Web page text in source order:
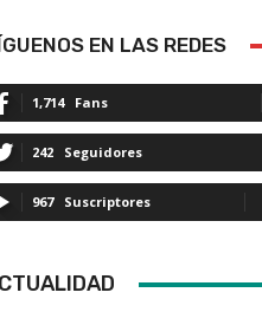
EN LAS REDES
1,714 Fans
242 Seguidores
967 Suscriptores